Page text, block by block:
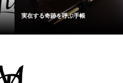
実在する奇跡を呼ぶ手帳